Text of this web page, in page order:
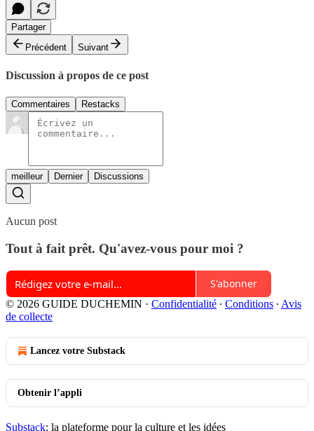
Partager
Précédent
Suivant
Discussion à propos de ce post
Commentaires Restacks
meilleur Dernier Discussions
Aucun post
Tout à fait prêt. Qu'avez-vous pour moi ?
S'abonner
© 2026 GUIDE DUCHEMIN · Confidentialité ∙ Conditions ∙ Avis
de collecte
Lancez votre Substack
Obtenir l’appli
Substack: la plateforme pour la culture et les idées